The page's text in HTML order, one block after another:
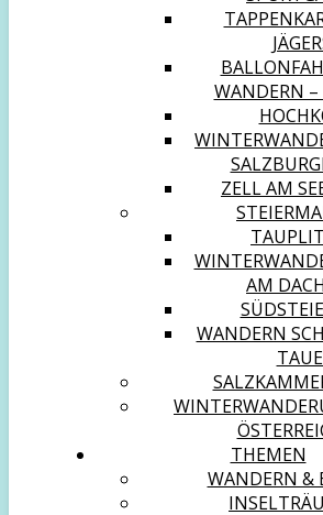
WANDERN
ZELL AM
AM
WANDERN
THEMEN
WANDERN &